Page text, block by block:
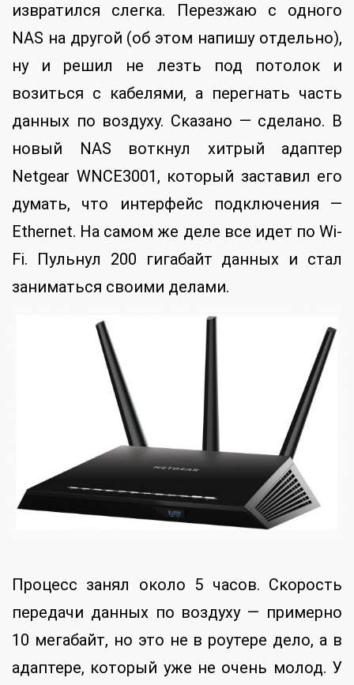
извратился слегка. Перезжаю с одного
NAS на другой (об этом напишу отдельно),
ну и решил не лезть под потолок и
возиться с кабелями, а перегнать часть
данных по воздуху. Сказано — сделано. В
новый NAS воткнул хитрый адаптер
Netgear WNCE3001, который заставил его
думать, что интерфейс подключения —
Ethernet. На самом же деле все идет по Wi-
Fi. Пульнул 200 гигабайт данных и стал
заниматься своими делами.
Процесс занял около 5 часов. Скорость
передачи данных по воздуху — примерно
10 мегабайт, но это не в роутере дело, а в
адаптере, который уже не очень молод. У